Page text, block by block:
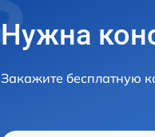
Нужна
Закажите бесплатную